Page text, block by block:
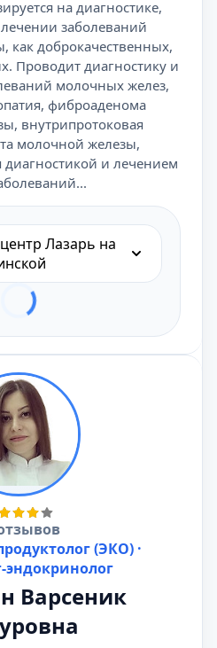
на диагностике,
заболеваний
как доброкачественных,
Проводит диагностику и
молочных желез,
фиброаденома
внутрипротоковая
молочной железы,
диагностикой и лечением
Лазарь на
(ЭКО) ·
эндокринолог
Варсеник